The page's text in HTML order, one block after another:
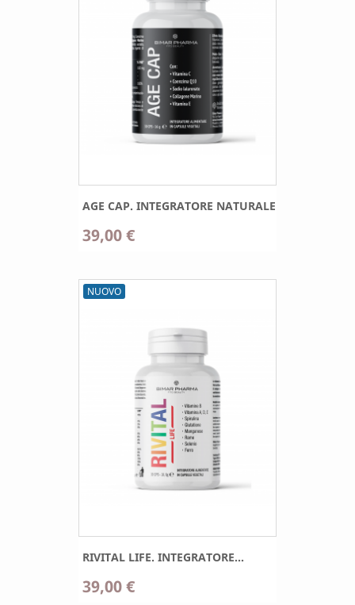
AGE CAP. INTEGRATORE NATURALE
39,00 €
NUOVO
RIVITAL LIFE. INTEGRATORE...
39,00 €